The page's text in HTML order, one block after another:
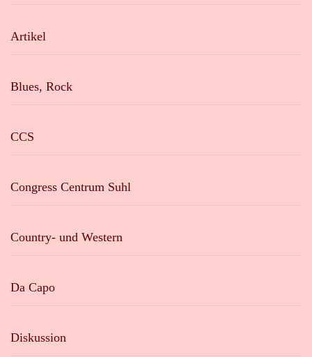
Artikel
Blues, Rock
CCS
Congress Centrum Suhl
Country- und Western
Da Capo
Diskussion